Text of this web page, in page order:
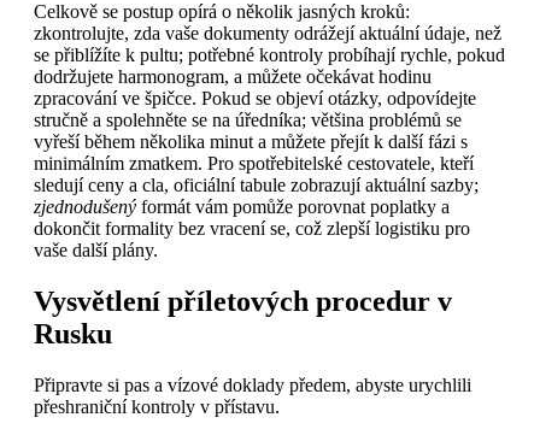
Celkově se postup opírá o několik jasných kroků:
zkontrolujte, zda vaše dokumenty odrážejí aktuální údaje, než
se přiblížíte k pultu; potřebné kontroly probíhají rychle, pokud
dodržujete harmonogram, a můžete očekávat hodinu
zpracování ve špičce. Pokud se objeví otázky, odpovídejte
stručně a spolehněte se na úředníka; většina problémů se
vyřeší během několika minut a můžete přejít k další fázi s
minimálním zmatkem. Pro spotřebitelské cestovatele, kteří
sledují ceny a cla, oficiální tabule zobrazují aktuální sazby;
zjednodušený formát vám pomůže porovnat poplatky a
dokončit formality bez vracení se, což zlepší logistiku pro
vaše další plány.
Vysvětlení příletových procedur v
Rusku
Připravte si pas a vízové doklady předem, abyste urychlili
přeshraniční kontroly v přístavu.